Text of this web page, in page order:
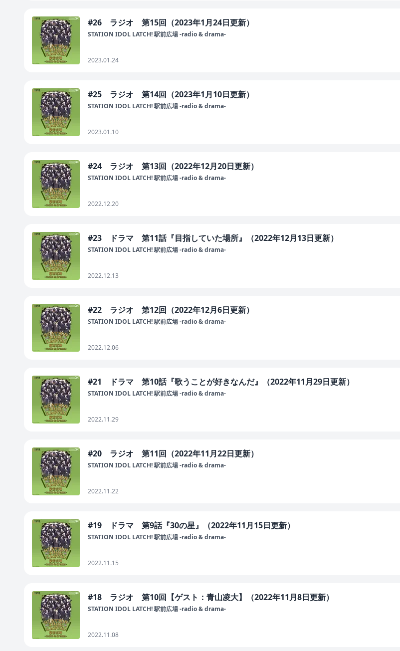
#26 ラジオ 第15回（2023年1月24日更新）
STATION IDOL LATCH! 駅前広場 -radio & drama-
2023.01.24
#25 ラジオ 第14回（2023年1月10日更新）
STATION IDOL LATCH! 駅前広場 -radio & drama-
2023.01.10
#24 ラジオ 第13回（2022年12月20日更新）
STATION IDOL LATCH! 駅前広場 -radio & drama-
2022.12.20
#23 ドラマ 第11話『目指していた場所』（2022年12月13日更新）
STATION IDOL LATCH! 駅前広場 -radio & drama-
2022.12.13
#22 ラジオ 第12回（2022年12月6日更新）
STATION IDOL LATCH! 駅前広場 -radio & drama-
2022.12.06
#21 ドラマ 第10話『歌うことが好きなんだ』（2022年11月29日更新）
STATION IDOL LATCH! 駅前広場 -radio & drama-
2022.11.29
#20 ラジオ 第11回（2022年11月22日更新）
STATION IDOL LATCH! 駅前広場 -radio & drama-
2022.11.22
#19 ドラマ 第9話『30の星』（2022年11月15日更新）
STATION IDOL LATCH! 駅前広場 -radio & drama-
2022.11.15
#18 ラジオ 第10回【ゲスト：青山凌大】（2022年11月8日更新）
STATION IDOL LATCH! 駅前広場 -radio & drama-
2022.11.08